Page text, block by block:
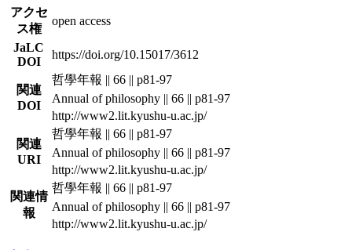
アクセ
ス権
open access
JaLC
DOI
https://doi.org/10.15017/3612
関連
DOI
哲學年報 || 66 || p81-97
Annual of philosophy || 66 || p81-97
http://www2.lit.kyushu-u.ac.jp/
関連
URI
哲學年報 || 66 || p81-97
Annual of philosophy || 66 || p81-97
http://www2.lit.kyushu-u.ac.jp/
関連情
報
哲學年報 || 66 || p81-97
Annual of philosophy || 66 || p81-97
http://www2.lit.kyushu-u.ac.jp/